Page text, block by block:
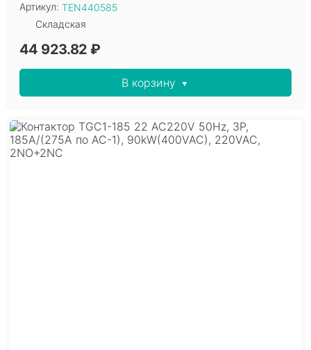
Артикул: TEN440585
Складская
44 923.82 ₽
В корзину